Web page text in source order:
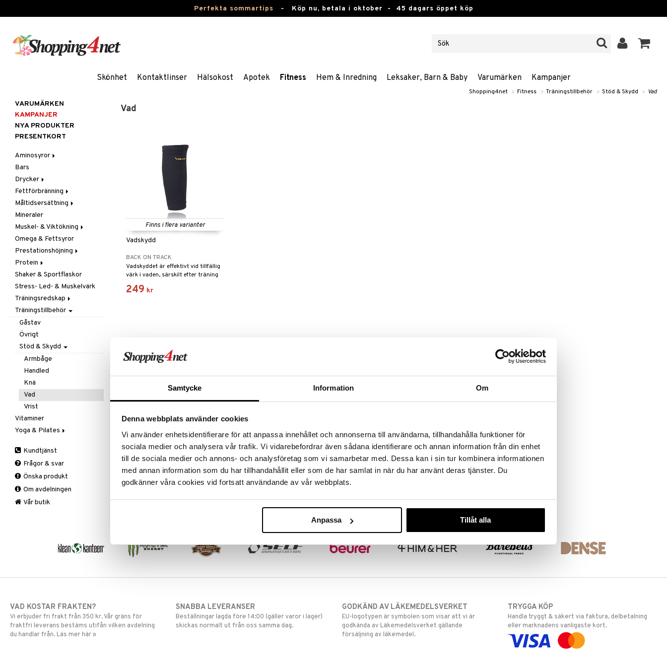
Samtycke Information Om
Denna webbplats använder cookies
Vi använder enhetsidentifierare för att anpassa innehållet och annonserna till användarna, tillhandahålla funktioner för
sociala medier och analysera vår trafik. Vi vidarebefordrar även sådana identifierare och annan information från din enhet
till de sociala medier och annons- och analysföretag som vi samarbetar med. Dessa kan i sin tur kombinera informationen
med annan information som du har tillhandahållit eller som de har samlat in när du har använt deras tjänster. Du
godkänner våra cookies vid fortsatt användande av vår webbplats.
Anpassa Tillåt alla
Perfekta sommartips - Köp nu, betala i oktober - 45 dagars öppet köp
Skönhet Kontaktlinser Hälsokost Apotek Fitness Hem & Inredning Leksaker, Barn & Baby Varumärken Kampanjer
Shopping4net » Fitness » Träningstillbehör » Stöd & Skydd » Vad
Vad
Finns i flera varianter
Vadskydd
BACK ON TRACK
Vadskyddet är effektivt vid tillfällig
värk i vaden, särskilt efter träning
eller vid värk från skenbenet
orsakad av benhinneinflammation.
249 kr
VARUMÄRKEN
KAMPANJER
NYA PRODUKTER
PRESENTKORT
Aminosyror
Kapslar & Tabletter
Pulver & Drycker
Bars
Drycker
Sportdrycker
Fettförbränning
Kapslar & Tabletter
Måltidsersättning
Pulver & Drycker
Mineraler
Muskel- & Viktökning
Aminosyror
Gainer
Kreatin
Övriga
Omega & Fettsyror
Prestationshöjning
Kreatin
Övriga
Pre-Workout
Protein
Blandat protein
Soja- & Äggprotein
Vassleprotein
Shaker & Sportflaskor
Stress- Led- & Muskelvärk
Träningsredskap
Kondition
Styrka
Tillbehör
Träningstillbehör
Gåstav
Övrigt
Stöd & Skydd
Armbåge
Handled
Knä
Vad
Vrist
Vitaminer
Yoga & Pilates
Tillbehör
Kundtjänst
Frågor & svar
Önska produkt
Om avdelningen
Vår butik
VAD KOSTAR FRAKTEN?
Vi erbjuder fri frakt från 350 kr. Vår gräns för
fraktfri leverans bestäms utifån vilken avdelning
du handlar från. Läs mer här »
SNABBA LEVERANSER
Beställningar lagda före 14:00 (gäller varor i lager)
skickas normalt ut från oss samma dag.
GODKÄND AV LÄKEMEDELSVERKET
EU-logotypen är symbolen som visar att vi är
godkända av Läkemedelsverket gällande
försäljning av läkemedel.
TRYGGA KÖP
Handla tryggt & säkert via faktura, delbetalning
eller marknadens vanligaste kort.